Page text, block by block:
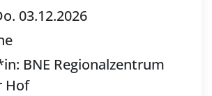
03.12.2026
BNE Regionalzentrum
Hof